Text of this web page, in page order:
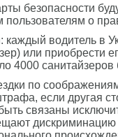
безопасности
о
водитель в
или приобрести
4000
по
если другая
связаны
дискриминацию